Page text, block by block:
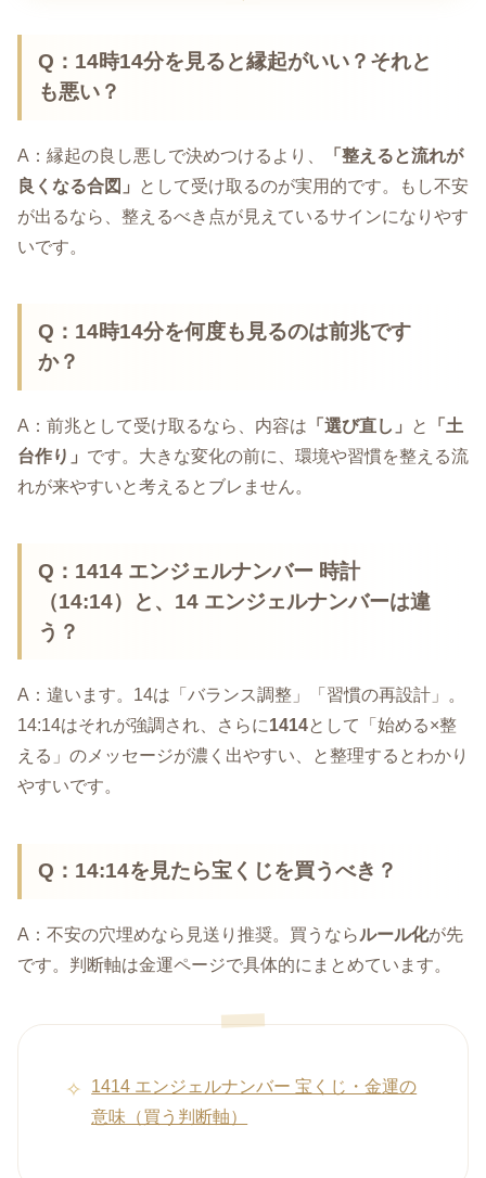
Q：14時14分を見ると縁起がいい？それと
も悪い？
A：縁起の良し悪しで決めつけるより、
「整えると流れが
良くなる合図」
として受け取るのが実用的です。もし不安
が出るなら、整えるべき点が見えているサインになりやす
いです。
Q：14時14分を何度も見るのは前兆です
か？
A：前兆として受け取るなら、内容は 「選び直し」 と
「土
台作り」 です。大きな変化の前に、環境や習慣を整える流
れが来やすいと考えるとブレません。
Q：1414 エンジェルナンバー 時計
（14:14）と、14 エンジェルナンバーは違
う？
A：違います。14は「バランス調整」「習慣の再設計」。
14:14はそれが強調され、さらに1414として「始める×整
える」のメッセージが濃く出やすい、と整理するとわかり
やすいです。
Q：14:14を見たら宝くじを買うべき？
A：不安の穴埋めなら見送り推奨。買うならルール化が先
です。判断軸は金運ページで具体的にまとめています。
1414 エンジェルナンバー 宝くじ・金運の
意味（買う判断軸）